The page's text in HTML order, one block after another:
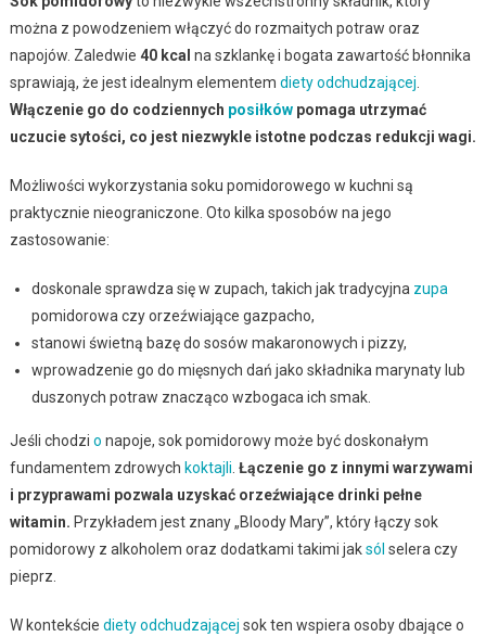
można z powodzeniem włączyć do rozmaitych potraw oraz
napojów. Zaledwie 40 kcal na szklankę i bogata zawartość błonnika
sprawiają, że jest idealnym elementem diety odchudzającej
Włączenie go do codziennych posiłkówpomaga utrzymać
uczucie sytości, co jest niezwykle istotne podczas redukcji wagi.
Możliwości wykorzystania soku pomidorowego w kuchni są
praktycznie nieograniczone. Oto kilka sposobów na jego
zastosowanie:
doskonale sprawdza się w zupach, takich jak tradycyjna zupa
pomidorowa czy orzeźwiające gazpacho,
stanowi świetną bazę do sosów makaronowych i pizzy,
wprowadzenie go do mięsnych dań jako składnika marynaty lub
duszonych potraw znacząco wzbogaca ich smak.
Jeśli chodzi o napoje, sok pomidorowy może być doskonałym
fundamentem zdrowych koktajli Łączenie go z innymi warzywami
i przyprawami pozwala uzyskać orzeźwiające drinki pełne
witamin. Przykładem jest znany „Bloody Mary”, który łączy sok
pomidorowy z alkoholem oraz dodatkami takimi jaksól selera czy
pieprz.
W kontekście diety odchudzającej sok ten wspiera osoby dbające o